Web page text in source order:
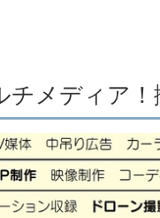
メディア！